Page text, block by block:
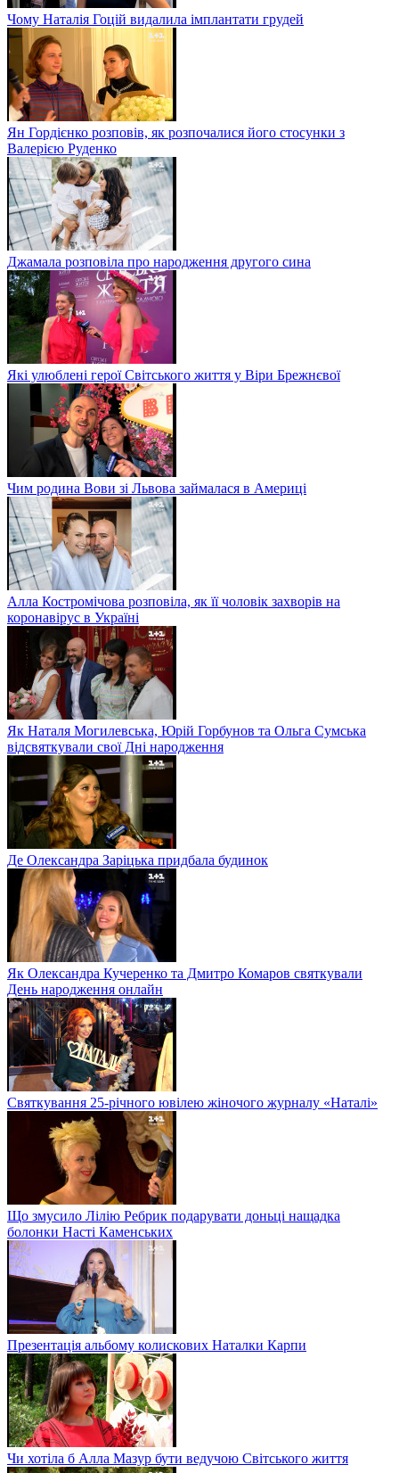
Чому Наталія Гоцій видалила імплантати грудей
Ян Гордієнко розповів, як розпочалися його стосунки з
Валерією Руденко
Джамала розповіла про народження другого сина
Які улюблені герої Світського життя у Віри Брежнєвої
Чим родина Вови зі Львова займалася в Америці
Алла Костромічова розповіла, як її чоловік захворів на
коронавірус в Україні
Як Наталя Могилевська, Юрій Горбунов та Ольга Сумська
відсвяткували свої Дні народження
Де Олександра Заріцька придбала будинок
Як Олександра Кучеренко та Дмитро Комаров святкували
День народження онлайн
Святкування 25-річного ювілею жіночого журналу «Наталі»
Що змусило Лілію Ребрик подарувати доньці нащадка
болонки Насті Каменських
Презентація альбому колискових Наталки Карпи
Чи хотіла б Алла Мазур бути ведучою Світського життя